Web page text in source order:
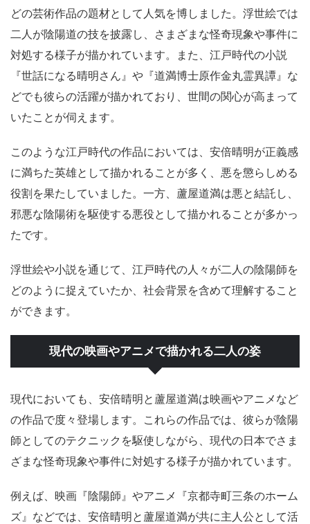
どの芸術作品の題材として人気を博しました。浮世絵では
二人が陰陽道の技を披露し、さまざまな怪奇現象や事件に
対処する様子が描かれています。また、江戸時代の小説
『世話になる晴明さん』や『道満博士原作金丸霊異譚』な
どでも彼らの活躍が描かれており、世間の関心が高まって
いたことが伺えます。
このような江戸時代の作品においては、安倍晴明が正義感
に満ちた英雄として描かれることが多く、悪を懲らしめる
役割を果たしていました。一方、蘆屋道満は悪と結託し、
邪悪な陰陽術を駆使する悪役として描かれることが多かっ
たです。
浮世絵や小説を通じて、江戸時代の人々が二人の陰陽師を
どのように捉えていたか、社会背景を含めて理解すること
ができます。
現代の映画やアニメで描かれる二人の姿
現代においても、安倍晴明と蘆屋道満は映画やアニメなど
の作品で度々登場します。これらの作品では、彼らが陰陽
師としてのテクニックを駆使しながら、現代の日本でさま
ざまな怪奇現象や事件に対処する様子が描かれています。
例えば、映画『陰陽師』やアニメ『京都寺町三条のホーム
ズ』などでは、安倍晴明と蘆屋道満が共に主人公として活